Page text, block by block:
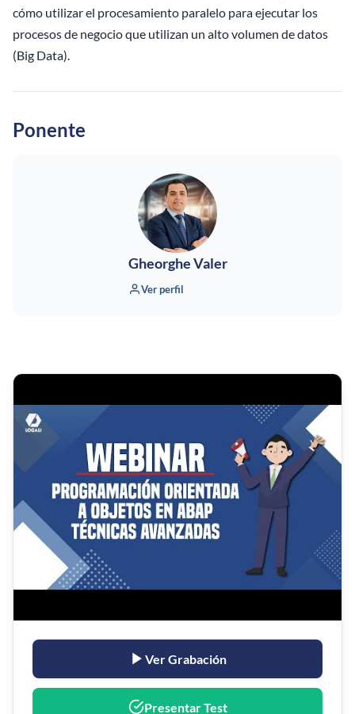
cómo utilizar el procesamiento paralelo para ejecutar los
procesos de negocio que utilizan un alto volumen de datos
(Big Data).
Ponente
Gheorghe Valer
Ver perfil
Ver Grabación
Presentar Test